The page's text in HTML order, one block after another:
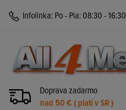
Infolinka: Po - Pia: 08:30 - 16:30
Doprava zadarmo
nad 50 € ( platí v SR )